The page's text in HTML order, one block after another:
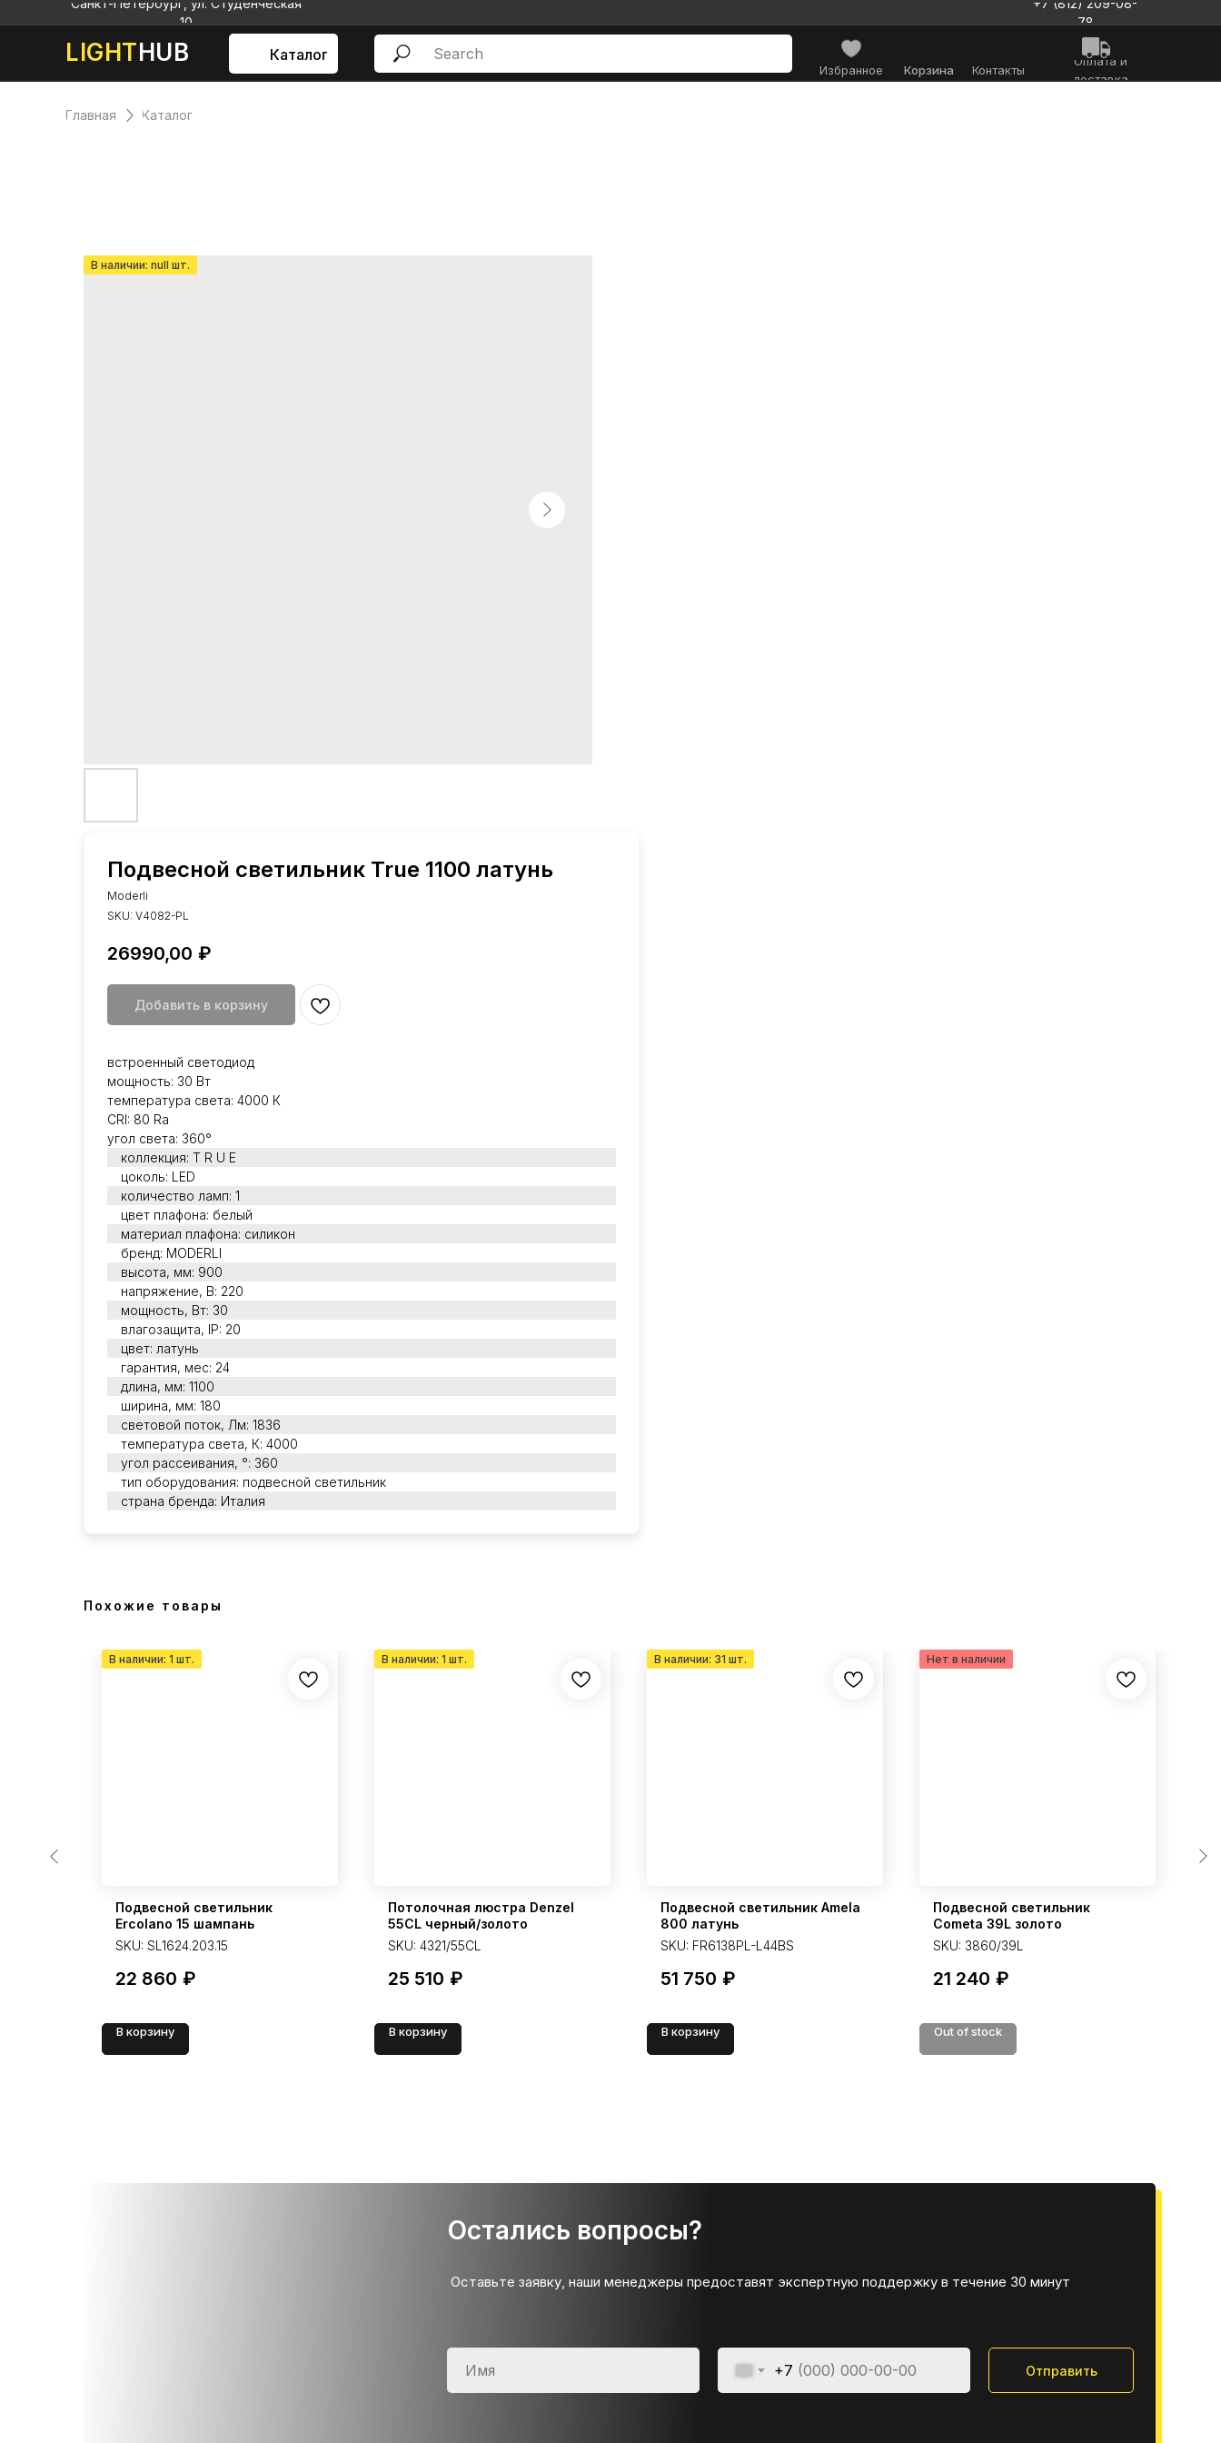
LIGHTHUB
+7 (812) 209-08-
78
Санкт-Петербург, ул. Студенческая
10
Оплата и
доставка
Контакты
Избранное
Каталог
Корзина
Каталог
Главная
Подвесной светильник True 1100 латунь
Moderli
SKU: V4082-PL
26990,00 ₽
Добавить в корзину
встроенный светодиод
мощность: 30 Вт
температура света: 4000 К
CRI: 80 Ra
угол света: 360°
коллекция: T R U E
цоколь: LED
количество ламп: 1
цвет плафона: белый
материал плафона: силикон
бренд: MODERLI
высота, мм: 900
напряжение, В: 220
мощность, Вт: 30
влагозащита, IP: 20
цвет: латунь
гарантия, мес: 24
длина, мм: 1100
ширина, мм: 180
световой поток, Лм: 1836
температура света, К: 4000
угол рассеивания, °: 360
тип оборудования: подвесной светильник
страна бренда: Италия
Похожие товары
Подвесной светильник
Ercolano 15 шампань
SKU: SL1624.203.15
22 860 ₽
В корзину
Потолочная люстра Denzel
55CL черный/золото
SKU: 4321/55CL
25 510 ₽
В корзину
Подвесной светильник Amela
800 латунь
SKU: FR6138PL-L44BS
51 750 ₽
В корзину
Подвесной светильник
Cometa 39L золото
SKU: 3860/39L
21 240 ₽
Out of stock
Остались вопросы?
+7 Отправить
Оставьте заявку, наши менеджеры предоставят экспертную поддержку в течение 30 минут